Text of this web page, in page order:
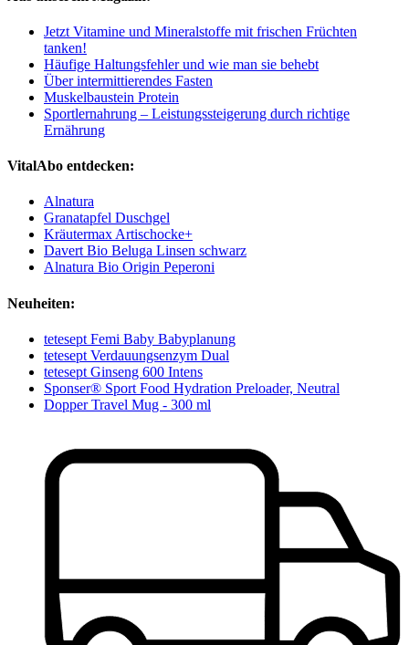
Jetzt Vitamine und Mineralstoffe mit frischen Früchten
tanken!
Häufige Haltungsfehler und wie man sie behebt
Über intermittierendes Fasten
Muskelbaustein Protein
Sportlernahrung – Leistungssteigerung durch richtige
Ernährung
VitalAbo entdecken:
Alnatura
Granatapfel Duschgel
Kräutermax Artischocke+
Davert Bio Beluga Linsen schwarz
Alnatura Bio Origin Peperoni
Neuheiten:
tetesept Femi Baby Babyplanung
tetesept Verdauungsenzym Dual
tetesept Ginseng 600 Intens
Sponser® Sport Food Hydration Preloader, Neutral
Dopper Travel Mug - 300 ml